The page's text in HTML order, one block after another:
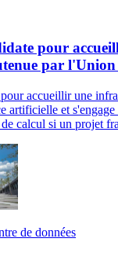
pour
par l'Union
accueillir une
artificielle et
calcul si un projet
de données